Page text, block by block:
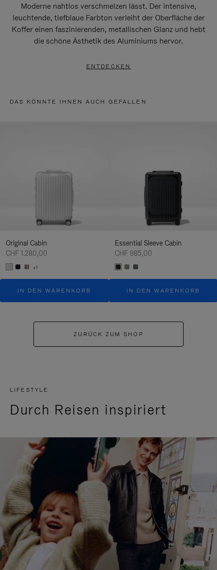
Moderne nahtlos verschmelzen lässt. Der intensive,
leuchtende, tiefblaue Farbton verleiht der Oberfläche der
Koffer einen faszinierenden, metallischen Glanz und hebt
die schöne Ästhetik des Aluminiums hervor.
ENTDECKEN
DAS KÖNNTE IHNEN AUCH GEFALLEN
Original Cabin
CHF 1.280,00
+1
IN DEN WARENKORB
Essential Sleeve Cabin
CHF 985,00
IN DEN WARENKORB
ZURÜCK ZUM SHOP
LIFESTYLE
Durch Reisen inspiriert